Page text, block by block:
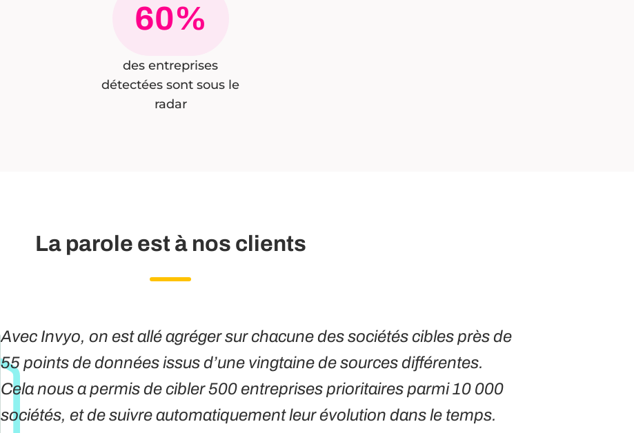
60%
des entreprises
détectées sont sous le
radar
La parole est à nos clients
Avec Invyo, on est allé agréger sur chacune des sociétés cibles près de
55 points de données issus d’une vingtaine de sources différentes.
Cela nous a permis de cibler 500 entreprises prioritaires parmi 10 000
sociétés, et de suivre automatiquement leur évolution dans le temps.